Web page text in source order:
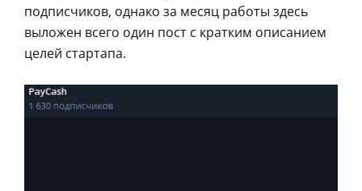
подписчиков, однако за месяц работы здесь
выложен всего один пост с кратким описанием
целей стартапа.